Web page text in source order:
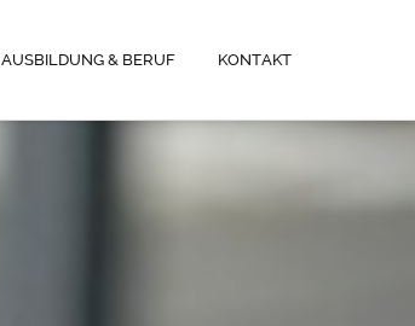
AUSBILDUNG & BERUF KONTAKT